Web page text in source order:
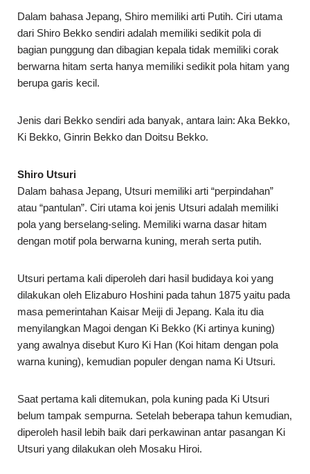
Dalam bahasa Jepang, Shiro memiliki arti Putih. Ciri utama
dari Shiro Bekko sendiri adalah memiliki sedikit pola di
bagian punggung dan dibagian kepala tidak memiliki corak
berwarna hitam serta hanya memiliki sedikit pola hitam yang
berupa garis kecil.
Jenis dari Bekko sendiri ada banyak, antara lain: Aka Bekko,
Ki Bekko, Ginrin Bekko dan Doitsu Bekko.
Shiro Utsuri
Dalam bahasa Jepang, Utsuri memiliki arti “perpindahan”
atau “pantulan”. Ciri utama koi jenis Utsuri adalah memiliki
pola yang berselang-seling. Memiliki warna dasar hitam
dengan motif pola berwarna kuning, merah serta putih.
Utsuri pertama kali diperoleh dari hasil budidaya koi yang
dilakukan oleh Elizaburo Hoshini pada tahun 1875 yaitu pada
masa pemerintahan Kaisar Meiji di Jepang. Kala itu dia
menyilangkan Magoi dengan Ki Bekko (Ki artinya kuning)
yang awalnya disebut Kuro Ki Han (Koi hitam dengan pola
warna kuning), kemudian populer dengan nama Ki Utsuri.
Saat pertama kali ditemukan, pola kuning pada Ki Utsuri
belum tampak sempurna. Setelah beberapa tahun kemudian,
diperoleh hasil lebih baik dari perkawinan antar pasangan Ki
Utsuri yang dilakukan oleh Mosaku Hiroi.